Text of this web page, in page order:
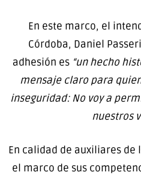
En este marco, el
Córdoba, Daniel
adhesión es “un hecho
mensaje claro para
inseguridad: No voy a
nuestros
En calidad de auxiliares de
el marco de sus